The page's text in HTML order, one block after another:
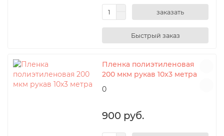
заказать
Пленка полиэтиленовая
200 мкм рукав 10х3 метра
0
900 руб.